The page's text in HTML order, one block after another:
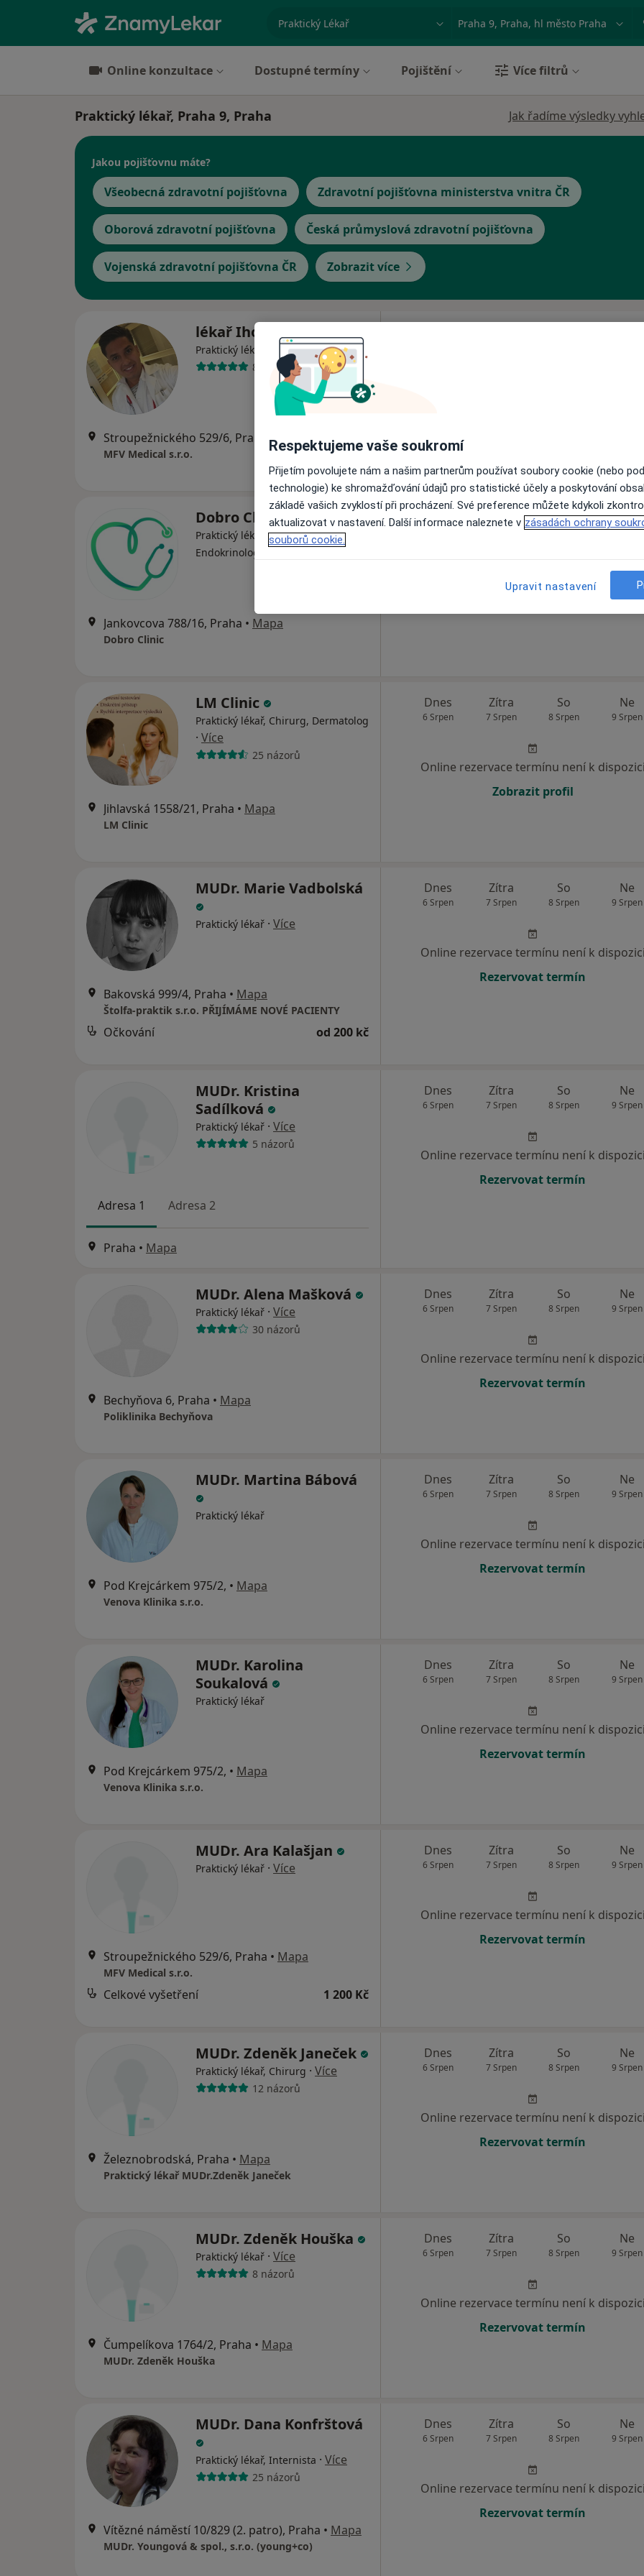
specializace, nemoc nebo příjmení Město nebo region
Online konzultace Dostupné termíny Pojištění Více filtrů
Praktický lékař, Praha 9, Praha Jak řadíme výsledky
Jakou pojišťovnu máte?
Všeobecná zdravotní pojišťovna Zdravotní pojišťovna ministerstva vnitra ČR
Oborová zdravotní pojišťovna Česká průmyslová zdravotní pojišťovna
Vojenská zdravotní pojišťovna ČR Zobrazit více
lékař Ihor Kistechko
Praktický lékař Více
88 názorů
Stroupežnického 529/6, Praha •
MFV Medical s.r.o.
Dobro Clinic
Praktický lékař, Dermatolog,
Endokrinolog
Více
Jankovcova 788/16, Praha • Mapa
Dobro Clinic
Dnes Zítra So
8 Srpen
Ne
9 Srpen
Online rezervace termínu není k
LM Clinic
Praktický lékař, Chirurg, Dermatolog
· Více
25 názorů
Jihlavská 1558/21, Praha • Mapa
LM Clinic
Dnes
6 Srpen
Zítra
7 Srpen
So
8 Srpen
Ne
9 Srpen
Online rezervace termínu není k dispozici
Zobrazit profil
MUDr. Marie Vadbolská
Praktický lékař · Více
Bakovská 999/4, Praha • Mapa
Štolfa-praktik s.r.o. PŘIJÍMÁME NOVÉ PACIENTY
Očkování od 200 kč
Dnes
6 Srpen
Zítra
7 Srpen
So
8 Srpen
Ne
9 Srpen
Online rezervace termínu není k dispozici
Rezervovat termín
MUDr. Kristina
Sadílková
Praktický lékař · Více
5 názorů
Adresa 1 Adresa 2
Praha • Mapa
Dnes
6 Srpen
Zítra
7 Srpen
So
8 Srpen
Ne
9 Srpen
Online rezervace termínu není k dispozici
Rezervovat termín
MUDr. Alena Mašková
Praktický lékař · Více
30 názorů
Bechyňova 6, Praha • Mapa
Poliklinika Bechyňova
Dnes
6 Srpen
Zítra
7 Srpen
So
8 Srpen
Ne
9 Srpen
Online rezervace termínu není k dispozici
Rezervovat termín
MUDr. Martina Bábová
Praktický lékař
Pod Krejcárkem 975/2, • Mapa
Venova Klinika s.r.o.
Dnes
6 Srpen
Zítra
7 Srpen
So
8 Srpen
Ne
9 Srpen
Online rezervace termínu není k dispozici
Rezervovat termín
MUDr. Karolina
Soukalová
Praktický lékař
Pod Krejcárkem 975/2, • Mapa
Venova Klinika s.r.o.
Dnes
6 Srpen
Zítra
7 Srpen
So
8 Srpen
Ne
9 Srpen
Online rezervace termínu není k dispozici
Rezervovat termín
MUDr. Ara Kalašjan
Praktický lékař · Více
Stroupežnického 529/6, Praha • Mapa
MFV Medical s.r.o.
Celkové vyšetření 1 200 Kč
Dnes
6 Srpen
Zítra
7 Srpen
So
8 Srpen
Ne
9 Srpen
Online rezervace termínu není k dispozici
Rezervovat termín
MUDr. Zdeněk Janeček
Praktický lékař, Chirurg · Více
12 názorů
Železnobrodská, Praha • Mapa
Praktický lékař MUDr.Zdeněk Janeček
Dnes
6 Srpen
Zítra
7 Srpen
So
8 Srpen
Ne
9 Srpen
Online rezervace termínu není k dispozici
Rezervovat termín
MUDr. Zdeněk Houška
Praktický lékař · Více
8 názorů
Čumpelíkova 1764/2, Praha • Mapa
MUDr. Zdeněk Houška
Dnes
6 Srpen
Zítra
7 Srpen
So
8 Srpen
Ne
9 Srpen
Online rezervace termínu není k dispozici
Rezervovat termín
MUDr. Dana Konfrštová
Praktický lékař, Internista · Více
25 názorů
Vítězné náměstí 10/829 (2. patro), Praha • Mapa
MUDr. Youngová & spol., s.r.o. (young+co)
Dnes
6 Srpen
Zítra
7 Srpen
So
8 Srpen
Ne
9 Srpen
Online rezervace termínu není k dispozici
Rezervovat termín
Respektujeme vaše soukromí
Přijetím povolujete nám a našim partnerům používat soubory cookie (nebo
technologie) ke shromažďování údajů pro statistické účely a poskytování
základě vašich zvyklostí při procházení. Své preference můžete kdykoli
aktualizovat v nastavení. Další informace naleznete v zásadách ochrany
souborů cookie.
Upravit nastavení